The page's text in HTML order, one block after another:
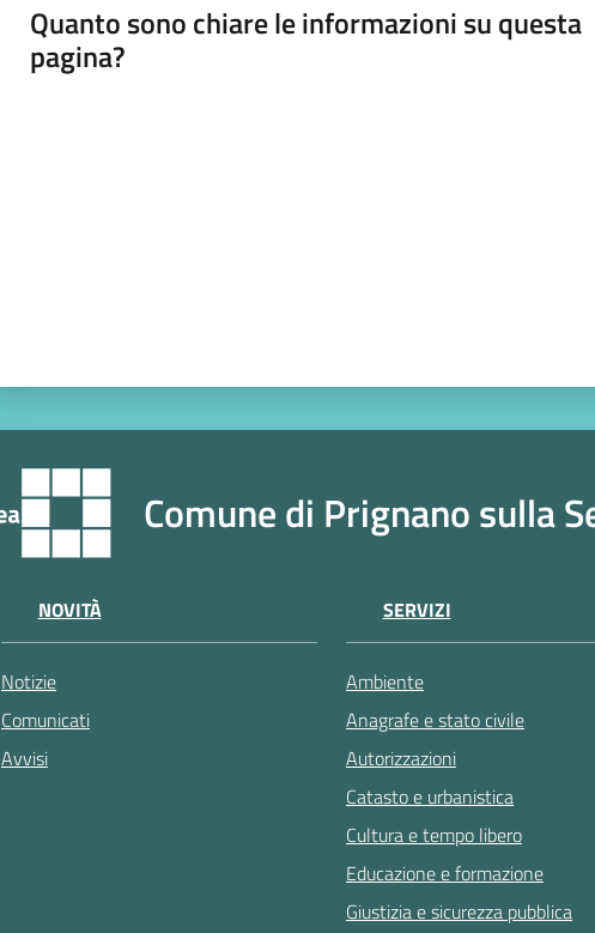
Quanto sono chiare le informazioni su questa
pagina?
Comune di Prignano sulla
NOVITÀ
Notizie
Comunicati
Avvisi
SERVIZI
Ambiente
Anagrafe e stato civile
Autorizzazioni
Catasto e urbanistica
Cultura e tempo libero
Educazione e formazione
Giustizia e sicurezza pubblica